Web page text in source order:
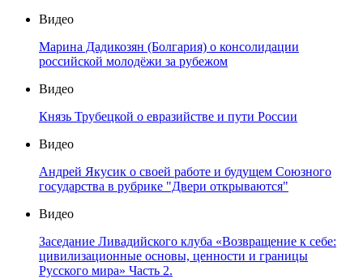
Видео
Марина Дадикозян (Болгария) о консолидации
российской молодёжи за рубежом
Видео
Князь Трубецкой о евразийстве и пути России
Видео
Андрей Якусик о своей работе и будущем Союзного
государства в рубрике "Двери открываются"
Видео
Заседание Ливадийского клуба «Возвращение к себе:
цивилизационные основы, ценности и границы
Русского мира» Часть 2.